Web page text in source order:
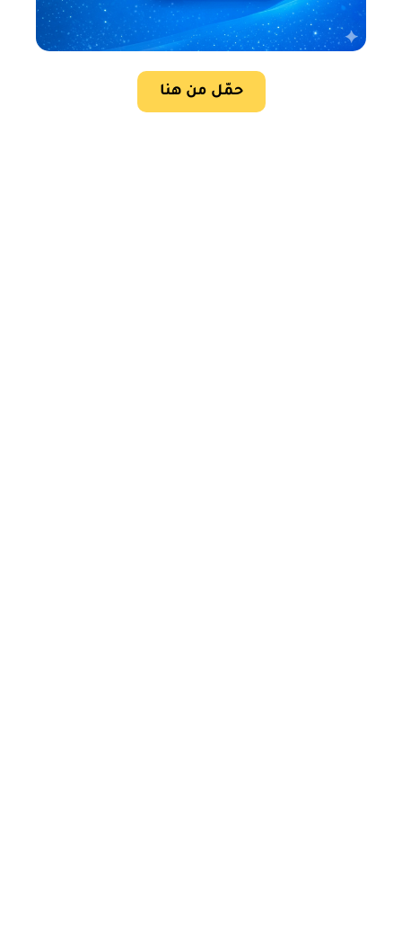
حمّل من هنا